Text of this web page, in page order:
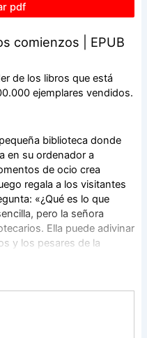
pdf
comienzos | EPUB
de los libros que está
ejemplares vendidos.
biblioteca donde
en su ordenador a
de ocio crea
regala a los visitantes
«¿Qué es lo que
pero la señora
Ella puede adivinar
y los pesares de la
suya les puede cambiar
a la lectura de un